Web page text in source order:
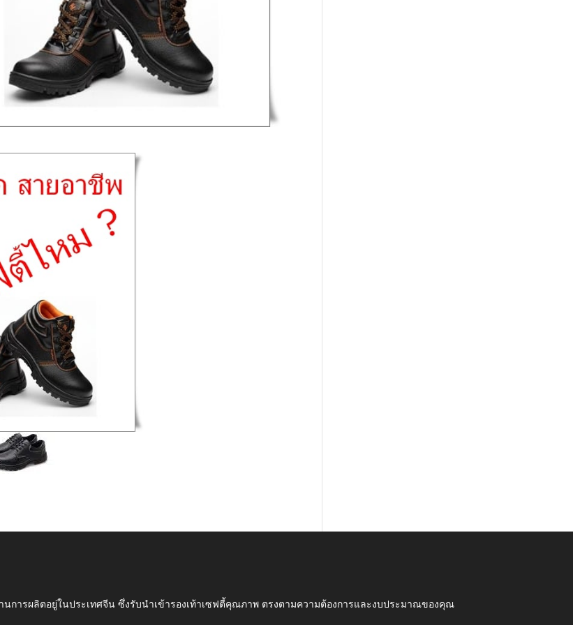
นการผลิตอยู่ในประเทศจีน ซึ่งรับนำเข้ารองเท้าเซฟตี้คุณภาพ ตรงตามความต้องการและงบประมาณของคุณ